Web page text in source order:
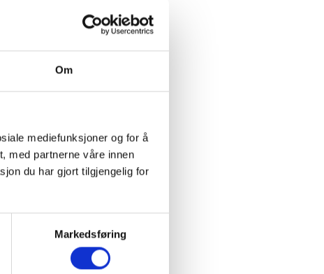
Om
mediefunksjoner og for å
med partnerne våre innen
du har gjort tilgjengelig for
Markedsføring